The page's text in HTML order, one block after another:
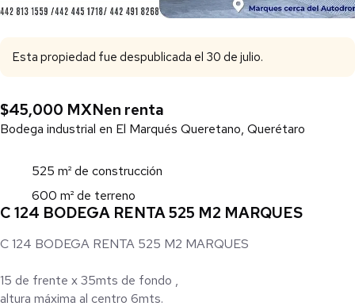
Esta propiedad fue despublicada el 30 de julio.
$45,000 MXNen renta
Bodega industrial en El Marqués Queretano, Querétaro
525 m² de construcción
600 m² de terreno
C 124 BODEGA RENTA 525 M2 MARQUES
C 124 BODEGA RENTA 525 M2 MARQUES
15 de frente x 35mts de fondo ,
altura máxima al centro 6mts.